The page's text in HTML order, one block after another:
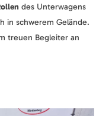
des Unterwagens
in schwerem Gelände.
treuen Begleiter an